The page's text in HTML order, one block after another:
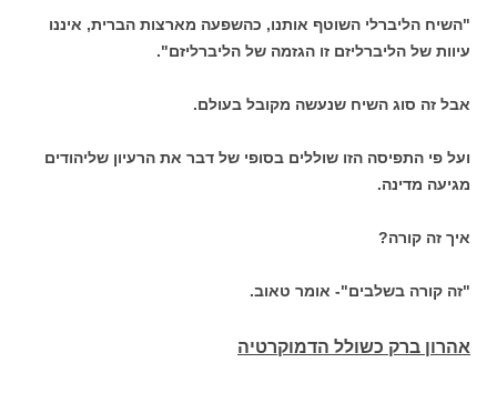
"השיח הליברלי השוטף אותנו, כהשפעה מארצות הברית, איננו
עיוות של הליברליזם זו הגזמה של הליברליזם".
אבל זה סוג השיח שנעשה מקובל בעולם.
ועל פי התפיסה הזו שוללים בסופי של דבר את הרעיון שליהודים
מגיעה מדינה.
איך זה קורה?
"זה קורה בשלבים"- אומר טאוב.
אהרון ברק כשולל הדמוקרטיה